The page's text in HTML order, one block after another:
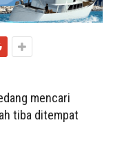
mencari
tiba ditempat